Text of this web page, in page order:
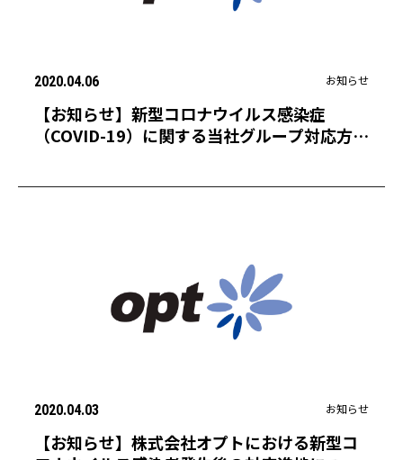
2020.04.06 お知らせ
【お知らせ】新型コロナウイルス感染症
（COVID-19）に関する当社グループ対応方針
2020.04.03 お知らせ
【お知らせ】株式会社オプトにおける新型コ